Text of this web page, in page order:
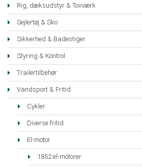
Rig, dæksudstyr & Tovværk
Sejlertøj & Sko
Sikkerhed & Badestiger
Styring & Kontrol
Trailertilbehør
Vandsport & Fritid
Cykler
Diverse fritid
El-motor
1852 el-motorer